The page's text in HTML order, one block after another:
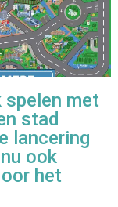
spelen met
stad
lancering
ook
het